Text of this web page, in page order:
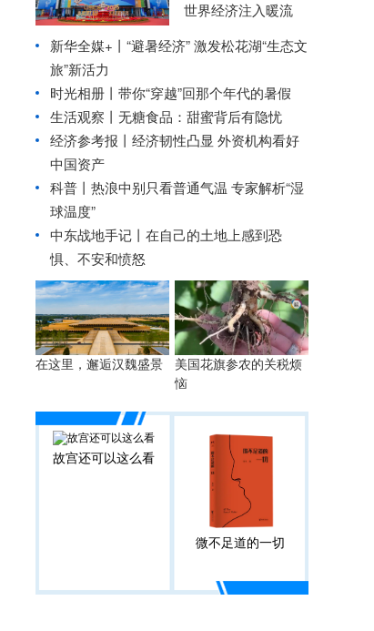
世界经济注入暖流
新华全媒+丨 “避暑经济” 激发松花湖“生态文
旅”新活力
时光相册丨带你“穿越”回那个年代的暑假
生活观察丨无糖食品：甜蜜背后有隐忧
经济参考报丨 经济韧性凸显 外资机构看好
中国资产
科普丨热浪中别只看普通气温 专家解析“湿
球温度”
中东战地手记丨在自己的土地上感到恐
惧、不安和愤怒
在这里，邂逅汉魏盛景
美国花旗参农的关税烦
恼
故宫还可以这么看
微不足道的一切